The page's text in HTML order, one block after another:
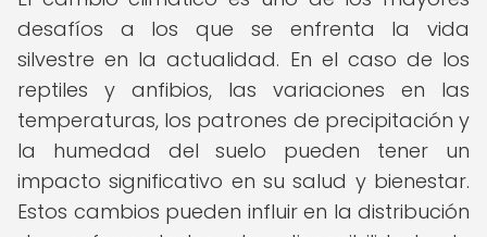
desafíos a los que se enfrenta la vida
silvestre en la actualidad. En el caso de los
reptiles y anfibios, las variaciones en las
temperaturas, los patrones de precipitación y
la humedad del suelo pueden tener un
impacto significativo en su salud y bienestar.
Estos cambios pueden influir en la distribución